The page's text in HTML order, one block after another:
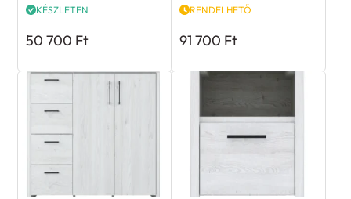
KÉSZLETEN
50 700 Ft
RENDELHETŐ
91 700 Ft